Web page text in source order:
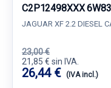
C2P12498XXX
JAGUAR XF 2.2 DIESEL
23,00 €
21,85 € sin IVA.
26,44 € (IVA incl.)